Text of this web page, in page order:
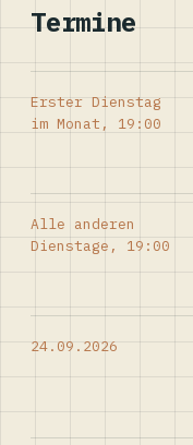
Termine
Erster Dienstag
im Monat, 19:00
Alle anderen
Dienstage, 19:00
24.09.2026